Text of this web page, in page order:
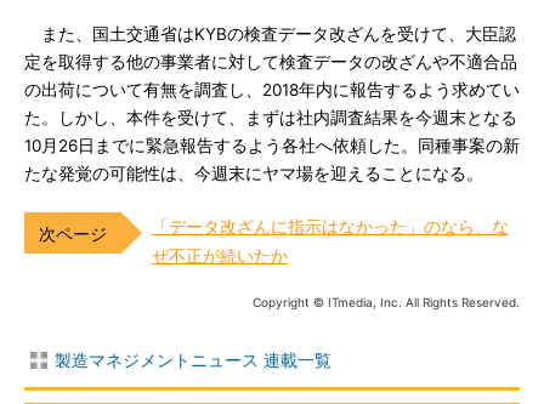
また、国土交通省はKYBの検査データ改ざんを受けて、大臣認
定を取得する他の事業者に対して検査データの改ざんや不適合品
の出荷について有無を調査し、2018年内に報告するよう求めてい
た。しかし、本件を受けて、まずは社内調査結果を今週末となる
10月26日までに緊急報告するよう各社へ依頼した。同種事案の新
たな発覚の可能性は、今週末にヤマ場を迎えることになる。
「データ改ざんに指示はなかった」のなら、な
ぜ不正が続いたか
Copyright © ITmedia, Inc. All Rights Reserved.
製造マネジメントニュース 連載一覧